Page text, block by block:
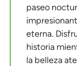
paseo
eterna.
historia
la belleza